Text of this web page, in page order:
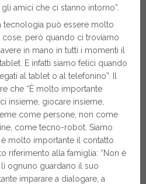
amici che ci stanno intorno”.
tecnologia può essere molto
cose, però quando ci troviamo
in mano in tutti i momenti il
E infatti siamo felici quando
al tablet o al telefonino”. Il
che “È molto importante
insieme, giocare insieme,
come persone, non come
come tecno-robot. Siamo
molto importante il contatto
riferimento alla famiglia: “Non è
ognuno guardano il suo
imparare a dialogare, a